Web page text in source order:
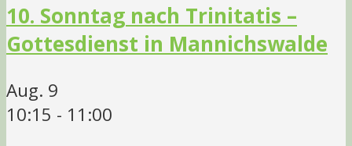
10. Sonntag nach Trinitatis –
Gottesdienst in Mannichswalde
Aug. 9
10:15 - 11:00